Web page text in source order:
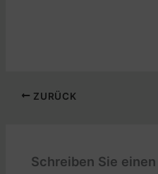
ZURÜCK
Schreiben Sie